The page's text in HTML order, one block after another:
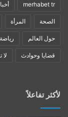
merhabet tr
الصحة المرأة
حول العالم رياضة
قضايا وحوادث لا
لأكثر تفاعلاً